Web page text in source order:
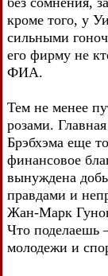
кроме того, у
сильными
его фирму не
ФИА.
Тем не менее
розами.
Брэбхэма еще
финансовое
вынуждена
правдами и
Жан-Марк
Что поделаешь
молодежи и